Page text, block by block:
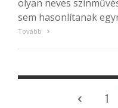
olyan neves
sem hasonlítanak
Tovább
1